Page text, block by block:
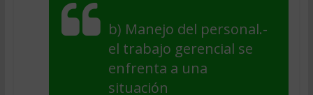
b) Manejo del personal.-
el trabajo gerencial se
enfrenta a una
situación